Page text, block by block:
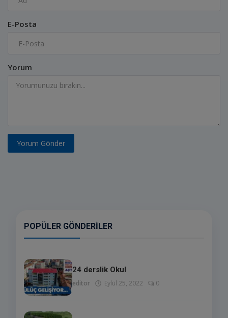
E-Posta
Yorum
Yorum Gönder
POPÜLER GÖNDERILER
24 derslik Okul
editor Eylül 25, 2022 0